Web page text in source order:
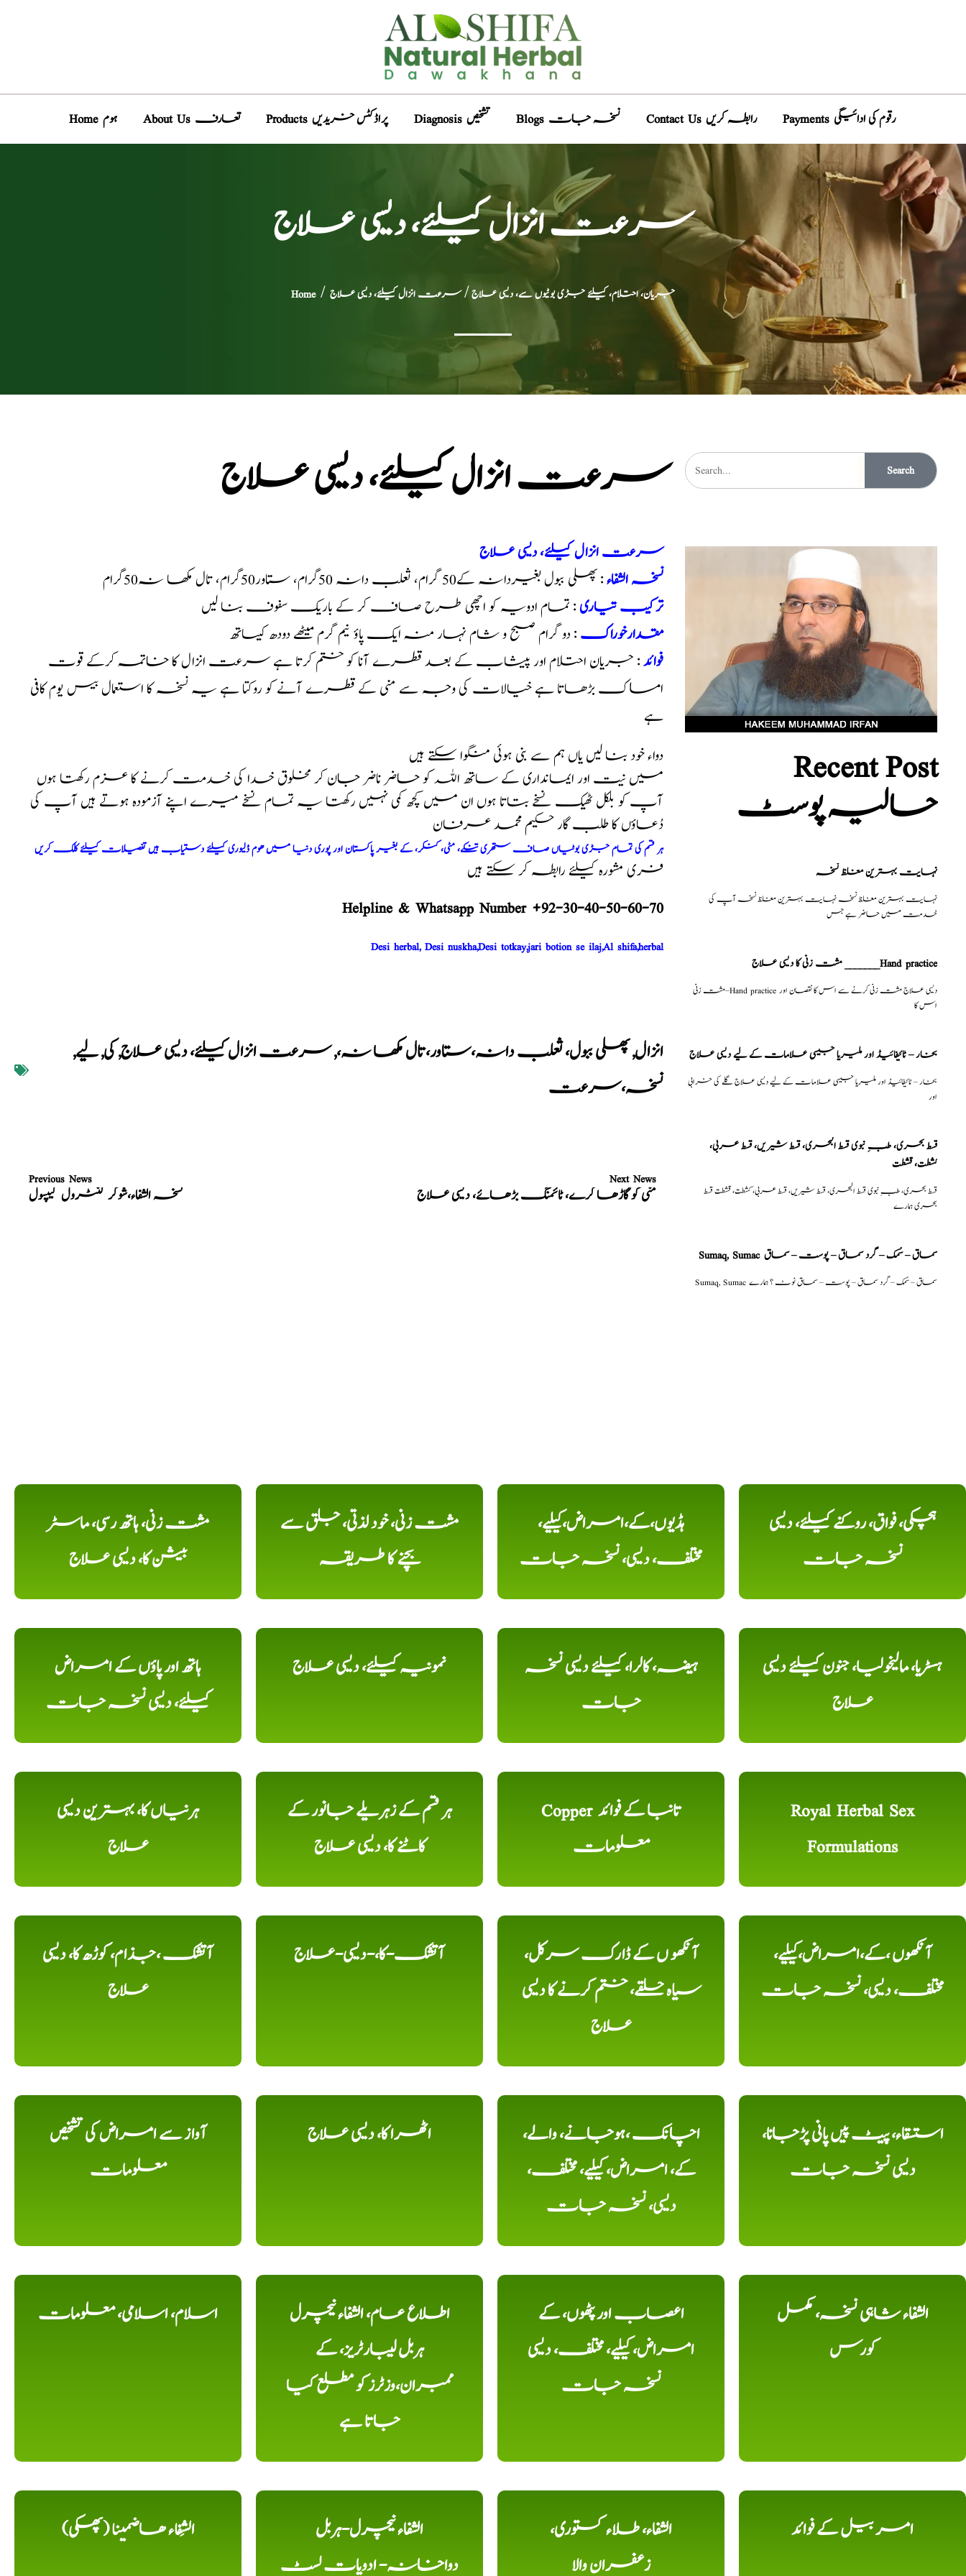
Home ہوم About Us تعارف Products پراڈکٹس خریدیں Diagnosis تشخیص Blogs نسخہ جات Contact Us رابطہ کریں Payments رقوم کی ادائیگی
سرعت انزال کیلئے، دیسی علاج
Home/ جریان، احتلام، کیلئے جڑی بوٹیوں سے، دیسی علاج/ سرعت انزال کیلئے، دیسی علاج
سرعت انزال کیلئے، دیسی علاج
سرعت انزال کیلئے، دیسی علاج
نسخہ الشفاء: پھلی ببول بغیردانہ کے50 گرام، ثعلب دانہ 50گرام، ستاور50گرام، تال مکھا نہ50گرام
ترکیب تیاری: تمام ادویہ کو اچھی طرح صاف کر کے باریک سفوف بنا لیں
مقدارخوراک: دو گرام صبح و شام نہار منہ ایک پاؤ نیم گرم میٹھے دودھ کیساتھ
فوائد: جریان احتلام اور پیشاب کے بعد قطرے آنا کو ختم کرتا ہے سرعت انزال کا خاتمہ کرکے قوت
امساک بڑھاتا ہے خیالات کی وجہ سے منی کے قطرے آنے کو روکتا ہے یہ نسخہ کا استعمال بیس یوم کافی
ہے
دواء خود بنا لیں یاں ہم سے بنی ہوئی منگوا سکتے ہیں
میں نیت اور ایمانداری کے ساتھ اللہ کو حاضر ناضر جان کر مخلوق خدا کی خدمت کرنے کا عزم رکھتا ہوں
آپ کو بلکل ٹھیک نسخے بتاتا ہوں ان میں کچھ کمی نہیں رکھتا یہ تمام نسخے میرے اپنے آزمودہ ہوتے ہیں آپ کی
دُعاؤں کا طلب گار حکیم محمد عرفان
ہر قسم کی تمام جڑی بوٹیاں صاف ستھری تنکے، مٹی، کنکر، کے بغیر پاکستان اور پوری دنیا میں ھوم ڈلیوری کیلئے دستیاب ہیں تفصیلات کیلئے کلک کریں
فری مشورہ کیلئے رابطہ کر سکتے ہیں
Helpline & Whatsapp Number +92-30-40-50-60-70
Desi herbal, Desi nuskha,Desi totkay,jari botion se ilaj,Al shifa,herbal
انزال,پھلی ببول، ثعلب دانہ،ستاور،تال مکھا نہ،,سرعت انزال کیلئے، دیسی علاج,کی,لیے,
نسخہ،سرعت
Previous News
نسخہ الشفاء،شوگر کنٹرول کیپسول
Next News
منی کو گاڑھا کرے، ٹائمنگ بڑھائے، دیسی علاج
Search
Recent Post
حالیہ پوسٹ
نہایت بہترین مغلظ نسخہ
نہایت بہترین مغلظ نسخہ نہایت بہترین مغلظ نسخہ آپ کی
خدمت میں حاضر ہے جس
مشت زنی کا دیسی علاج _______Hand practice
مشت زنی–Hand practice دیسی علاج مشت زنی کرنے سے اس کا نقصان اور
اس کا
بخار – ٹائیفائیڈ اور ملیریا جیسی علامات کے لیے دیسی علاج
بخار – ٹائیفائیڈ اور ملیریا جیسی علامات کے لیے دیسی علاج گلے کی خرابی
اور
قسط بحری، طبِ نبوی قسط البحری، قسط شیریں، قسط عربی،
كشطت، قشطت
بحری ہمارے
Sumaq, Sumac سماق – سُمک – گرد سماق – پوست – سماق
Sumaq, Sumac سماق – سُمک – گرد سماق – پوست – سماق نوٹ ؟ ہمارے
مشت زنی، ہاتھ رسی، ماسٹر
بیشن کا، دیسی علاج
مشت زنی، خود لذتی، جلق سے
بچنے کا طریقہ
ہڈیوں،کے،امراض،کیلیے،
مختلف، دیسی، نسخہ جات
ہچکی، فواق، روکنے کیلئے، دیسی
نسخہ جات
ہاتھ اور پاؤں کے امراض
کیلئے، دیسی نسخہ جات
نمونیہ کیلئے، دیسی علاج
ہیضہ، کالرا، کیلئے دیسی نسخہ
جات
ہسٹریا، مالیخولیا، جنون کیلئے دیسی
علاج
ہرنیاں کا، بہترین دیسی
علاج
ہر قسم کے زہریلے جانور کے
کاٹنے کا، دیسی علاج
Copper تانبا کے فوائد
معلومات
Royal Herbal Sex
Formulations
آتشک ،جذام، کوڑھ کا، دیسی
علاج
آتشک-کا،-دیسی-علاج
آنکھو ں کے ڈارک سرکل،
سیاہ حلقے، ختم کرنے کا دیسی
علاج
آنکھوں ،کے،امراض،کیلیے،
مختلف، دیسی، نسخہ جات
آواز سے امراض کی تشخیص
معلومات
اٹھرا کا، دیسی علاج
اچانک ،ہوجانے، والے،
کے، امراض، کیلیے، مختلف،
دیسی، نسخہ جات
استسقاء، پیٹ پیں پانی پڑجانا،
دیسی نسخہ جات
اسلام، اسلامی، معلومات
اطلاع عام، الشفاء نیچرل
ہربل لیبارٹریز، کے
ممبران،وزٹرز کو مطلع کیا
جاتا ہے
اعصاب اور پٹھوں، کے
امراض، کیلیے، مختلف، دیسی
نسخہ جات
الشفاء شاہی نسخہ، مکمل
کورس
الشِفاء ھاضمینا (پھکی)
الشفاء نیچرل-ہربل
دواخانہ- ادویات لسٹ
الشفاء، طلاء کستوری،
زعفران والا
امر بیل کے فوائد